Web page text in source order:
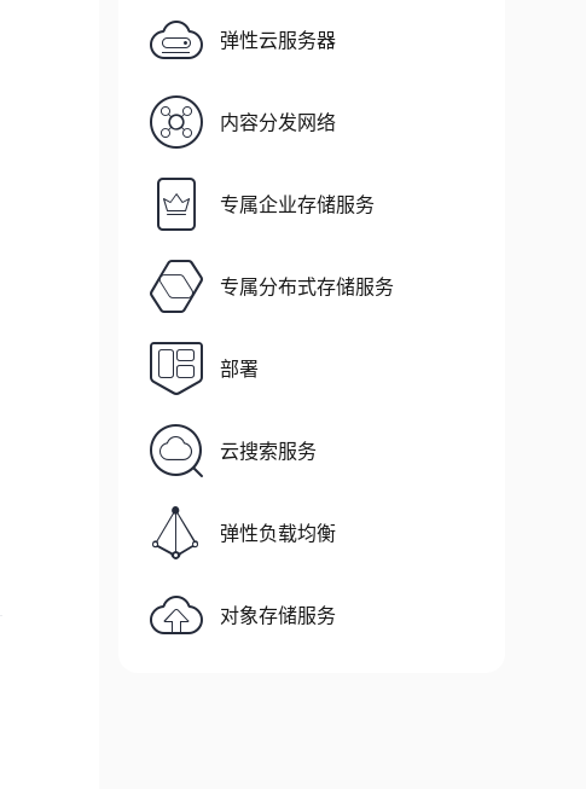
弹性云服务器
内容分发网络
专属企业存储服务
专属分布式存储服务
部署
云搜索服务
弹性负载均衡
对象存储服务